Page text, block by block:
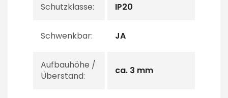
Schutzklasse: IP20
Schwenkbar: JA
Aufbauhöhe /
Überstand:
ca. 3 mm